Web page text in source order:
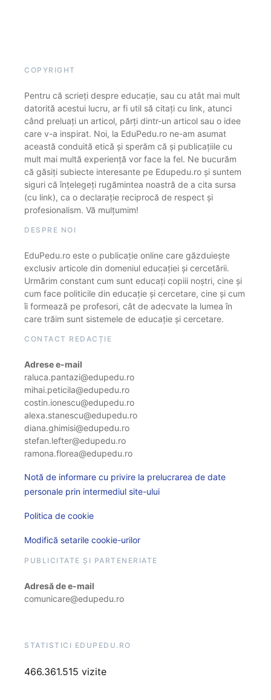
COPYRIGHT
Pentru că scrieți despre educație, sau cu atât mai mult
datorită acestui lucru, ar fi util să citați cu link, atunci
când preluați un articol, părți dintr-un articol sau o idee
care v-a inspirat. Noi, la EduPedu.ro ne-am asumat
această conduită etică și sperăm că și publicațiile cu
mult mai multă experiență vor face la fel. Ne bucurăm
că găsiți subiecte interesante pe Edupedu.ro și suntem
siguri că înțelegeți rugămintea noastră de a cita sursa
(cu link), ca o declarație reciprocă de respect și
profesionalism. Vă mulțumim!
DESPRE NOI
EduPedu.ro este o publicație online care găzduiește
exclusiv articole din domeniul educației și cercetării.
Urmărim constant cum sunt educați copiii noștri, cine și
cum face politicile din educație și cercetare, cine și cum
îi formează pe profesori, cât de adecvate la lumea în
care trăim sunt sistemele de educație și cercetare.
CONTACT REDACȚIE
Adrese e-mail
raluca.pantazi@edupedu.ro
mihai.peticila@edupedu.ro
costin.ionescu@edupedu.ro
alexa.stanescu@edupedu.ro
diana.ghimisi@edupedu.ro
stefan.lefter@edupedu.ro
ramona.florea@edupedu.ro
Notă de informare cu privire la prelucrarea de date
personale prin intermediul site-ului
Politica de cookie
Modifică setarile cookie-urilor
PUBLICITATE ȘI PARTENERIATE
Adresă de e-mail
comunicare@edupedu.ro
STATISTICI EDUPEDU.RO
466.361.515 vizite